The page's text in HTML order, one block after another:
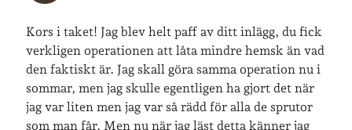
Kors i taket! Jag blev helt paff av ditt inlägg, du fick
verkligen operationen att låta mindre hemsk än vad
den faktiskt är. Jag skall göra samma operation nu i
sommar, men jag skulle egentligen ha gjort det när
jag var liten men jag var så rädd för alla de sprutor
som man får. Men nu när jag läst detta känner jag